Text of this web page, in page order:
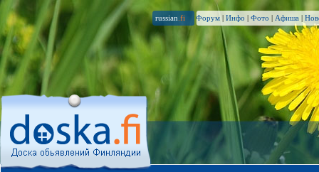
russian .fi Форум | Инфо | Фото | Афиша |